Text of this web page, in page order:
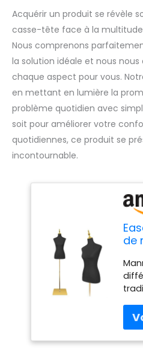
Acquérir un produit se révèle
casse-tête face à la multitude
Nous comprenons
la solution idéale et nous
chaque aspect pour vous.
en mettant en lumière la
problème quotidien avec
soit pour améliorer votre
quotidiennes, ce produit se
incontournable.
de
de
une
qui